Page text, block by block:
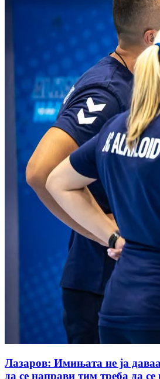
Лазаров: Имињата не ја
да се направи тим треба да се